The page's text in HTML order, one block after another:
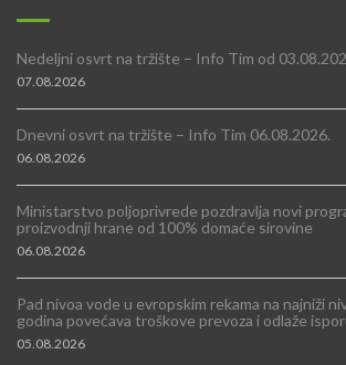
Nedeljni osvrt na tržište – Info Tim od
07.08.2026
Dnevni osvrt na tržište – Info Tim 06.08.2026.
06.08.2026
Ministarstvo poljoprivrede pozdravlja novi
proizvodnji hrane od 100% domaće sirovine
06.08.2026
Pad nivoa vode u evropskim rekama na najniži
godina povećava troškove prevoza i odlaže
05.08.2026